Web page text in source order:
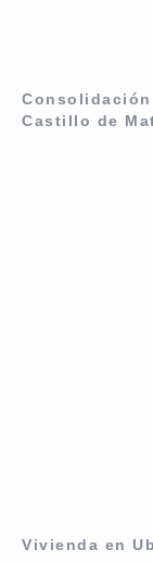
Consolidación
Castillo de
Vivienda en